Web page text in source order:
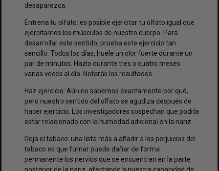
desaparezca.
Entrena tu olfato: es posible ejercitar tu olfato igual que
ejercitamos los músculos de nuestro cuerpo. Para
desarrollar este sentido, prueba este ejercicio tan
sencillo. Todos los días, huele un olor fuerte durante un
par de minutos. Hazlo durante tres o cuatro meses
varias veces al día. Notarás los resultados.
Haz ejercicio: Aún no sabemos exactamente por qué,
pero nuestro sentido del olfato se agudiza después de
hacer ejercicio. Los investigadores sospechan que podría
estar relacionado con la humedad adicional en la nariz.
Deja el tabaco: una lista más a añadir a los perjuicios del
tabaco es que fumar puede dañar de forma
permanente los nervios que se encuentran en la parte